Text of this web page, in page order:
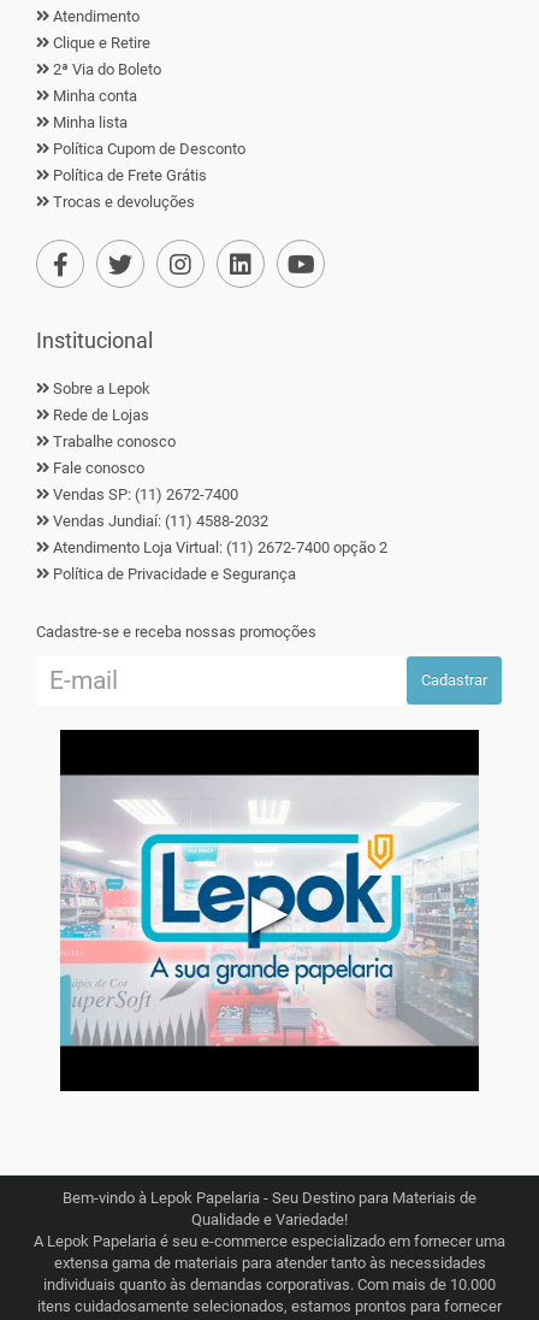
Atendimento
Clique e Retire
2ª Via do Boleto
Minha conta
Minha lista
Política Cupom de Desconto
Política de Frete Grátis
Trocas e devoluções
Institucional
Sobre a Lepok
Rede de Lojas
Trabalhe conosco
Fale conosco
Vendas SP: (11) 2672-7400
Vendas Jundiaí: (11) 4588-2032
Atendimento Loja Virtual: (11) 2672-7400 opção 2
Política de Privacidade e Segurança
Cadastre-se e receba nossas promoções
Cadastrar
▶
Bem-vindo à Lepok Papelaria - Seu Destino para Materiais de
Qualidade e Variedade!
A Lepok Papelaria é seu e-commerce especializado em fornecer uma
extensa gama de materiais para atender tanto às necessidades
individuais quanto às demandas corporativas. Com mais de 10.000
itens cuidadosamente selecionados, estamos prontos para fornecer